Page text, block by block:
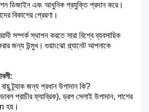
ডিজাইন এবং আধুনিক প্রযুক্তি প্রদান করে।
বিকাশের প্রেরণা।
সম্পর্ক স্থাপন করতে সারা বিশ্বে ব্যবসায়িক
জন্য উন্মুখ। গুয়াংঝো প্ল্যানেট আপনাকে
ট্র্যাক জন্য প্রধান উপাদান কি?
প্রাচীর ফ্যাব্রিক), ড্রপ সেলাই উপাদান, পাশের
হয়।